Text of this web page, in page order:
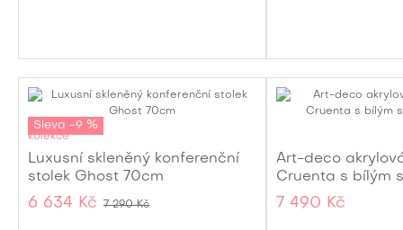
Sleva -9 %
kolekce
Luxusní skleněný konferenční
stolek Ghost 70cm
6 634 Kč 7 290 Kč
Art-deco
Cruenta s bílým
7 490 Kč